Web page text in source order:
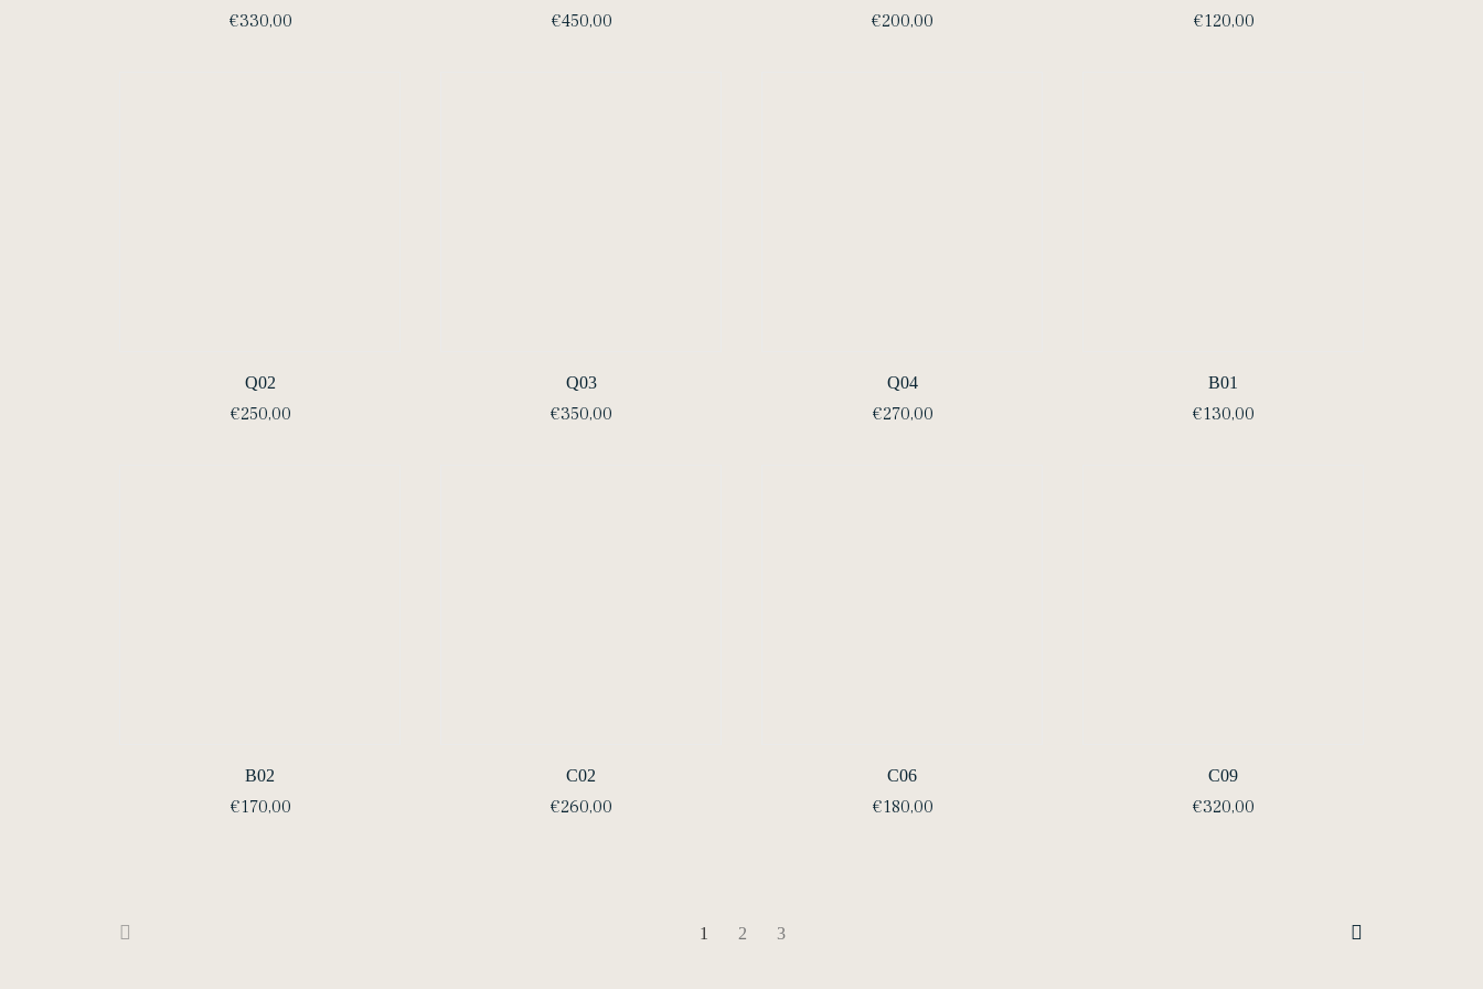
€330,00 €450,00 €200,00 €120,00
Q02
€250,00
Q03
€350,00
Q04
€270,00
B01
€130,00
B02
€170,00
C02
€260,00
C06
€180,00
C09
€320,00
1 2 3